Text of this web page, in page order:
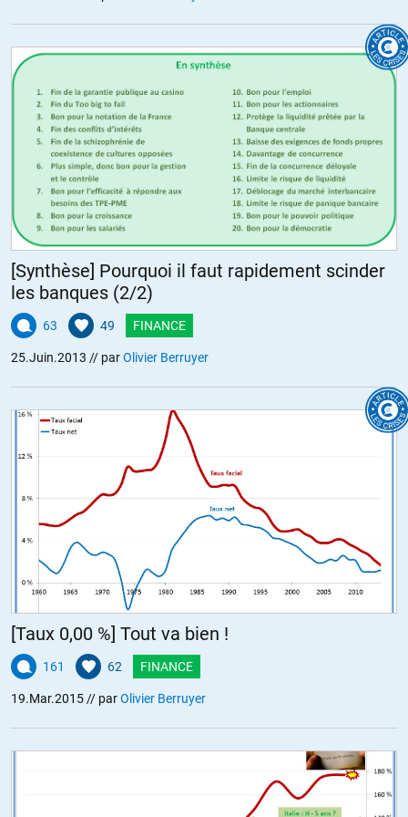
[Synthèse] Pourquoi il faut rapidement scinder
les banques (2/2)
63 49 FINANCE
25.Juin.2013 // parOlivier Berruyer
[Taux 0,00 %] Tout va bien !
161 62 FINANCE
19.Mar.2015 // parOlivier Berruyer